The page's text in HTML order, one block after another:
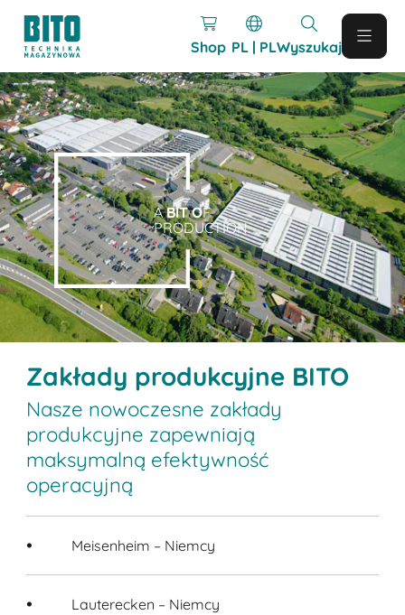
Shop PL | PLWyszukaj
ABIT OF
PRODUCTION.
Zakłady produkcyjne BITO
Nasze nowoczesne zakłady
produkcyjne zapewniają
maksymalną efektywność
operacyjną
Meisenheim – Niemcy
Lauterecken – Niemcy